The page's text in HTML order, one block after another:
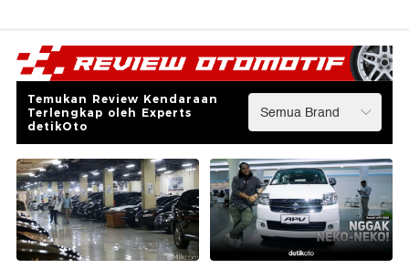
Temukan Review Kendaraan
Terlengkap oleh Experts
detikOto